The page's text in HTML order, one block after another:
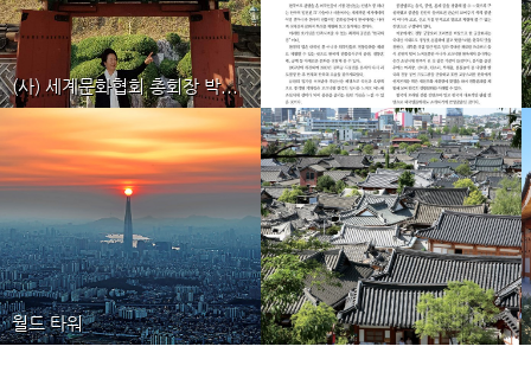
(사) 세계문화협회 총회장 박...
세계건축문화협의회
(사) 세계문화협회 총회장 박...
세계건축문화협의회
월드 타워